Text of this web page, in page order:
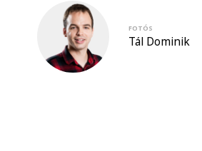
FOTÓS
Tál Dominik